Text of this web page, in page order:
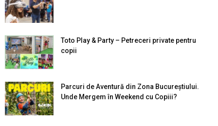
Toto Play & Party – Petreceri private pentru
copii
Parcuri de Aventură din Zona Bucureştiului.
Unde Mergem în Weekend cu Copiii?